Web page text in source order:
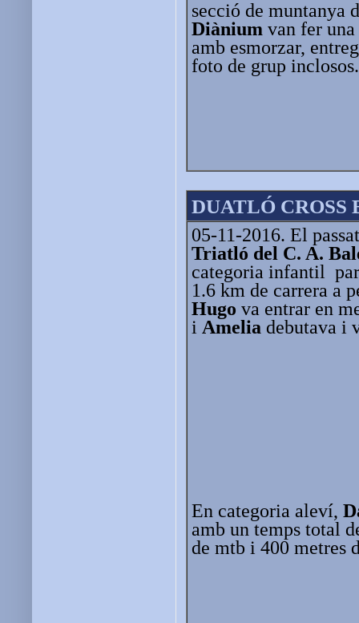
secció de muntanya
Diànium van fer
amb esmorzar,
foto de grup inclosos.
DUATLÓ CROSS
05-11-2016. El
Triatló del C. A.
categoria infantil
1.6 km de carrera a
Hugo va entrar en
i Amelia debutava i
En categoria aleví,
amb un temps total
de mtb i 400 metres